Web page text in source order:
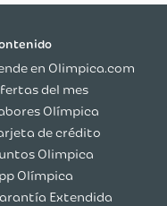
en Olimpica.com
del mes
Olímpica
de crédito
Olimpica
Olímpica
Extendida